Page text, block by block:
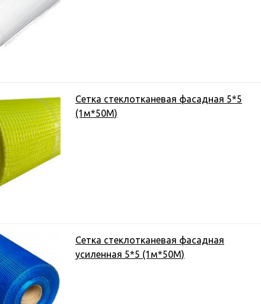
Сетка стеклотканевая фасадная 5*5
(1м*50М)
Сетка стеклотканевая фасадная
усиленная 5*5 (1м*50М)